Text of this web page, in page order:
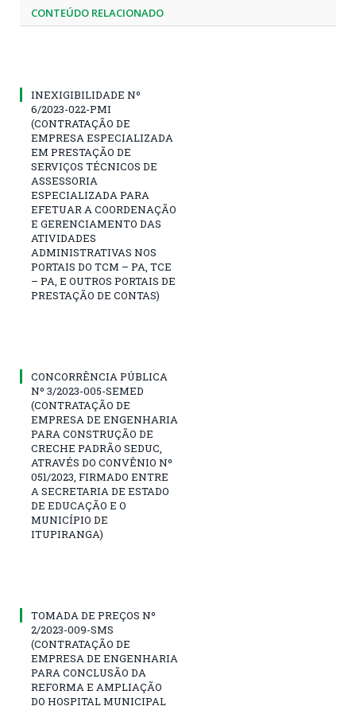
CONTEÚDO RELACIONADO
INEXIGIBILIDADE Nº
6/2023-022-PMI
(CONTRATAÇÃO DE
EMPRESA ESPECIALIZADA
EM PRESTAÇÃO DE
SERVIÇOS TÉCNICOS DE
ASSESSORIA
ESPECIALIZADA PARA
EFETUAR A COORDENAÇÃO
E GERENCIAMENTO DAS
ATIVIDADES
ADMINISTRATIVAS NOS
PORTAIS DO TCM – PA, TCE
– PA, E OUTROS PORTAIS DE
PRESTAÇÃO DE CONTAS)
CONCORRÊNCIA PÚBLICA
Nº 3/2023-005-SEMED
(CONTRATAÇÃO DE
EMPRESA DE ENGENHARIA
PARA CONSTRUÇÃO DE
CRECHE PADRÃO SEDUC,
ATRAVÉS DO CONVÊNIO Nº
051/2023, FIRMADO ENTRE
A SECRETARIA DE ESTADO
DE EDUCAÇÃO E O
MUNICÍPIO DE
ITUPIRANGA)
TOMADA DE PREÇOS Nº
2/2023-009-SMS
(CONTRATAÇÃO DE
EMPRESA DE ENGENHARIA
PARA CONCLUSÃO DA
REFORMA E AMPLIAÇÃO
DO HOSPITAL MUNICIPAL